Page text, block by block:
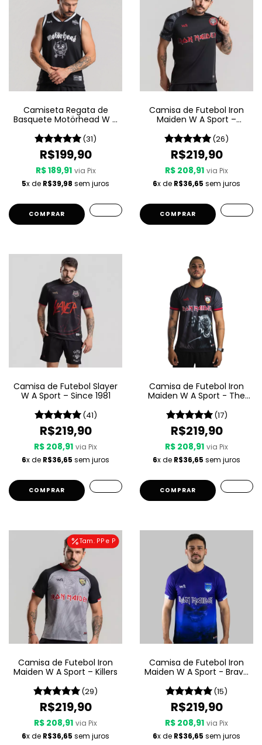
Camiseta Regata de
Basquete Motörhead W A
(31)
R$199,90
R$ 189,91 via Pix
5x de R$39,98 sem juros
COMPRAR
Camisa de Futebol Iron
Maiden W A Sport –
(26)
R$219,90
R$ 208,91 via Pix
6x de R$36,65 sem juros
COMPRAR
Camisa de Futebol Slayer
W A Sport – Since 1981
(41)
R$219,90
R$ 208,91 via Pix
6x de R$36,65 sem juros
COMPRAR
Camisa de Futebol Iron
Maiden W A Sport - The
(17)
R$219,90
R$ 208,91 via Pix
6x de R$36,65 sem juros
COMPRAR
Tam. PP e P
Camisa de Futebol Iron
Maiden W A Sport – Killers
(29)
R$219,90
R$ 208,91 via Pix
6x de R$36,65 sem juros
Camisa de Futebol Iron
Maiden W A Sport - Brave
(15)
R$219,90
R$ 208,91 via Pix
6x de R$36,65 sem juros